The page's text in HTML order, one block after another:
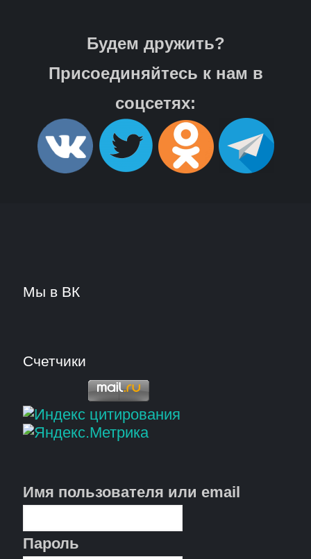
Будем дружить?
Присоединяйтесь к нам в
соцсетях:
Мы в ВК
Счетчики
Имя пользователя или email
Пароль